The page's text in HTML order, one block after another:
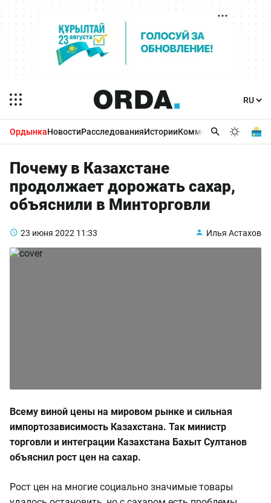
ОрдынкаНовостиРасследованияИсторииКомментарииБизнес
Почему в Казахстане
продолжает дорожать сахар,
объяснили в Минторговли
23 июня 2022 11:33 Илья Астахов
Всему виной цены на мировом рынке и сильная
импортозависимость Казахстана. Так министр
торговли и интеграции Казахстана Бахыт Султанов
объяснил рост цен на сахар.
Рост цен на многие социально значимые товары